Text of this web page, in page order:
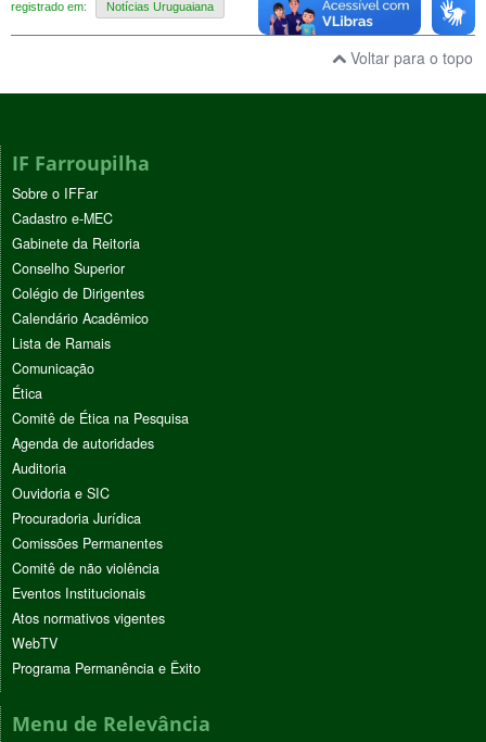
registrado em: Notícias Uruguaiana
Voltar para o topo
IF Farroupilha
Sobre o IFFar
Cadastro e-MEC
Gabinete da Reitoria
Conselho Superior
Colégio de Dirigentes
Calendário Acadêmico
Lista de Ramais
Comunicação
Ética
Comitê de Ética na Pesquisa
Agenda de autoridades
Auditoria
Ouvidoria e SIC
Procuradoria Jurídica
Comissões Permanentes
Comitê de não violência
Eventos Institucionais
Atos normativos vigentes
WebTV
Programa Permanência e Êxito
Menu de Relevância